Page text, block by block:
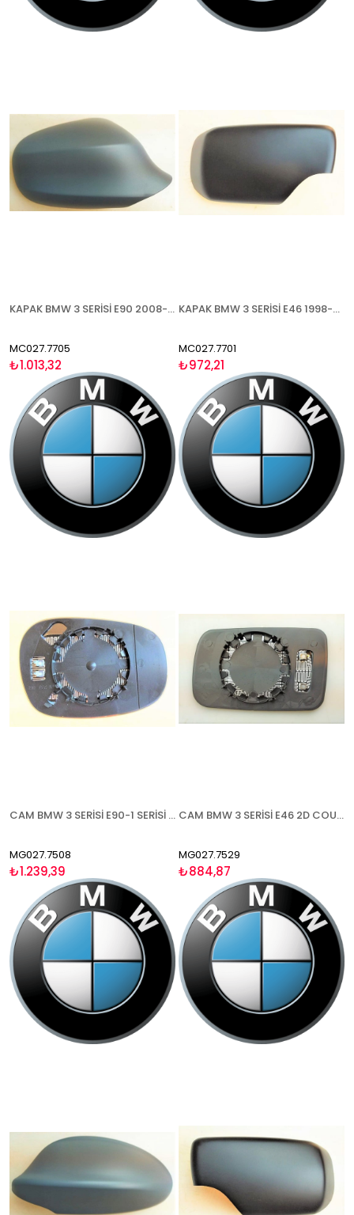
KAPAK BMW 3 SERİSİ E90 2008-2012 ASTARLI SAĞ
MC027.7705
₺1.013,32
KAPAK BMW 3 SERİSİ E46 1998-2005 ASTARLI SAĞ
MC027.7701
₺972,21
CAM BMW 3 SERİSİ E90-1 SERİSİ E87 2008-2012 ISITMALI ASFERİK MAVİ CAM SOL
MG027.7508
₺1.239,39
CAM BMW 3 SERİSİ E46 2D COUPE ( 7 SERİSİ E65 2002-2007) 1998-2005 ISITMALI ASFERİK MAVİ CAM SAĞ
MG027.7529
₺884,87